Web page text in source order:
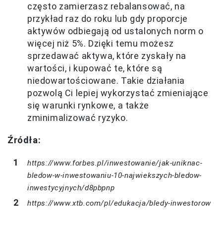
często zamierzasz rebalansować, na
przykład raz do roku lub gdy proporcje
aktywów odbiegają od ustalonych norm o
więcej niż 5%. Dzięki temu możesz
sprzedawać aktywa, które zyskały na
wartości, i kupować te, które są
niedowartościowane. Takie działania
pozwolą Ci lepiej wykorzystać zmieniające
się warunki rynkowe, a także
zminimalizować ryzyko.
Źródła:
https://www.forbes.pl/inwestowanie/jak-uniknac-
bledow-w-inwestowaniu-10-najwiekszych-bledow-
inwestycyjnych/d8pbpnp
https://www.xtb.com/pl/edukacja/bledy-inwestorow